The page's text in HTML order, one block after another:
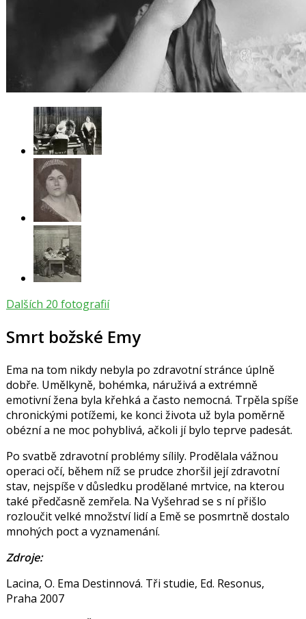
Dalších 20 fotografií
Smrt božské Emy
Ema na tom nikdy nebyla po zdravotní stránce úplně
dobře. Umělkyně, bohémka, náruživá a extrémně
emotivní žena byla křehká a často nemocná. Trpěla spíše
chronickými potížemi, ke konci života už byla poměrně
obézní a ne moc pohyblivá, ačkoli jí bylo teprve padesát.
Po svatbě zdravotní problémy sílily. Prodělala vážnou
operaci očí, během níž se prudce zhoršil její zdravotní
stav, nejspíše v důsledku prodělané mrtvice, na kterou
také předčasně zemřela. Na Vyšehrad se s ní přišlo
rozloučit velké množství lidí a Emě se posmrtně dostalo
mnohých poct a vyznamenání.
Zdroje:
Lacina, O. Ema Destinnová. Tři studie, Ed. Resonus,
Praha 2007